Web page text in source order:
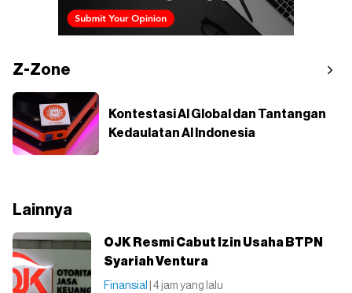
Z-Zone
Kontestasi AI Global dan Tantangan
Kedaulatan AI Indonesia
Lainnya
OJK Resmi Cabut Izin Usaha BTPN
Syariah Ventura
Finansial | 4 jam yang lalu